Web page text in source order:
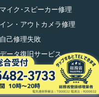
マイク･スピーカー修理
イン・アウトカメラ修理
自己修理失敗
データ復旧サービス